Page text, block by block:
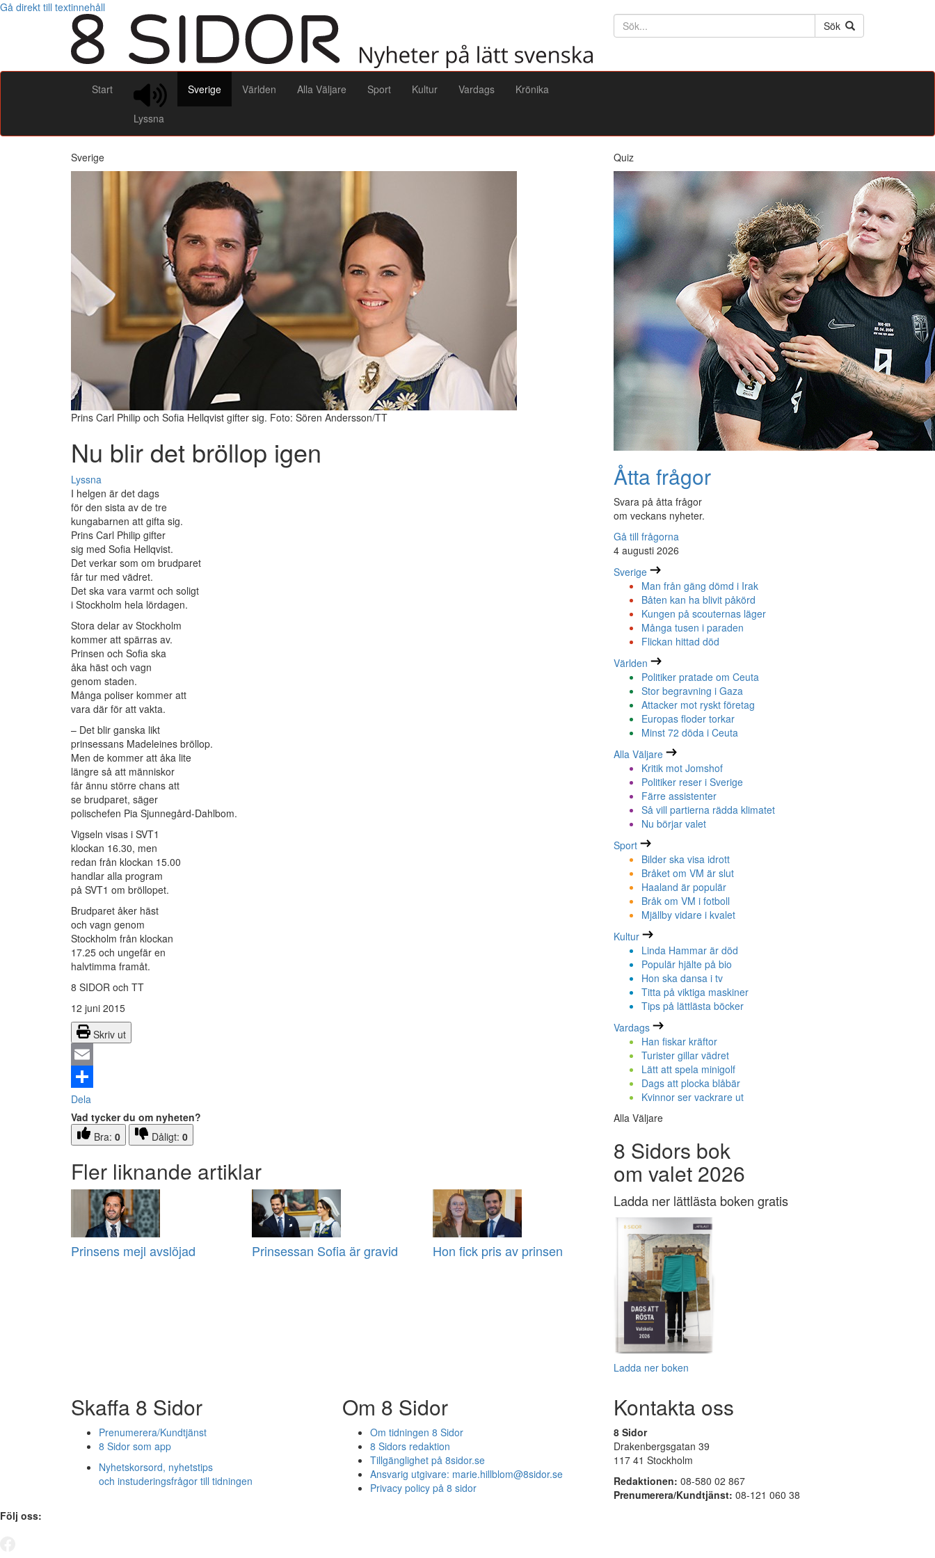
Gå direkt till textinnehåll
Söktext
Sök
Start
Lyssna
Sverige Världen Alla Väljare Sport Kultur Vardags Krönika
Sverige
Prins Carl Philip och Sofia Hellqvist gifter sig. Foto: Sören Andersson/TT
Nu blir det bröllop igen
Lyssna
I helgen är det dags
för den sista av de tre
kungabarnen att gifta sig.
Prins Carl Philip gifter
sig med Sofia Hellqvist.
Det verkar som om brudparet
får tur med vädret.
Det ska vara varmt och soligt
i Stockholm hela lördagen.
Stora delar av Stockholm
kommer att spärras av.
Prinsen och Sofia ska
åka häst och vagn
genom staden.
Många poliser kommer att
vara där för att vakta.
– Det blir ganska likt
prinsessans Madeleines bröllop.
Men de kommer att åka lite
längre så att människor
får ännu större chans att
se brudparet, säger
polischefen Pia Sjunnegård-Dahlbom.
Vigseln visas i SVT1
klockan 16.30, men
redan från klockan 15.00
handlar alla program
på SVT1 om bröllopet.
Brudparet åker häst
och vagn genom
Stockholm från klockan
17.25 och ungefär en
halvtimma framåt.
8 SIDOR och TT
12 juni 2015
Skriv ut
Email
Dela
Vad tycker du om nyheten?
Bra: 0 Dåligt: 0
Fler liknande artiklar
Prinsens mejl avslöjad Prinsessan Sofia är gravid Hon fick pris av prinsen
Quiz
Åtta frågor
Svara på åtta frågor
om veckans nyheter.
Gå till frågorna
4 augusti 2026
Sverige
Man från gäng dömd i Irak
Båten kan ha blivit påkörd
Kungen på scouternas läger
Många tusen i paraden
Flickan hittad död
Världen
Politiker pratade om Ceuta
Stor begravning i Gaza
Attacker mot ryskt företag
Europas floder torkar
Minst 72 döda i Ceuta
Alla Väljare
Kritik mot Jomshof
Politiker reser i Sverige
Färre assistenter
Så vill partierna rädda klimatet
Nu börjar valet
Sport
Bilder ska visa idrott
Bråket om VM är slut
Haaland är populär
Bråk om VM i fotboll
Mjällby vidare i kvalet
Kultur
Linda Hammar är död
Populär hjälte på bio
Hon ska dansa i tv
Titta på viktiga maskiner
Tips på lättlästa böcker
Vardags
Han fiskar kräftor
Turister gillar vädret
Lätt att spela minigolf
Dags att plocka blåbär
Kvinnor ser vackrare ut
Alla Väljare
8 Sidors bok
om valet 2026
Ladda ner lättlästa boken gratis
Ladda ner boken
Skaffa 8 Sidor
Prenumerera/Kundtjänst
8 Sidor som app
Nyhetskorsord, nyhetstips
och instuderingsfrågor till tidningen
Om 8 Sidor
Om tidningen 8 Sidor
8 Sidors redaktion
Tillgänglighet på 8sidor.se
Ansvarig utgivare: marie.hillblom@8sidor.se
Privacy policy på 8 sidor
Kontakta oss
8 Sidor
Drakenbergsgatan 39
117 41 Stockholm
Redaktionen: 08-580 02 867
Prenumerera/Kundtjänst: 08-121 060 38
Följ oss: